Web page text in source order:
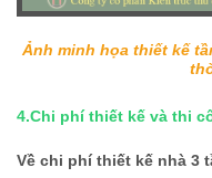
Ảnh minh họa thiết kế
4.Chi phí thiết kế và thi
Về chi phí thiết kế nhà 3